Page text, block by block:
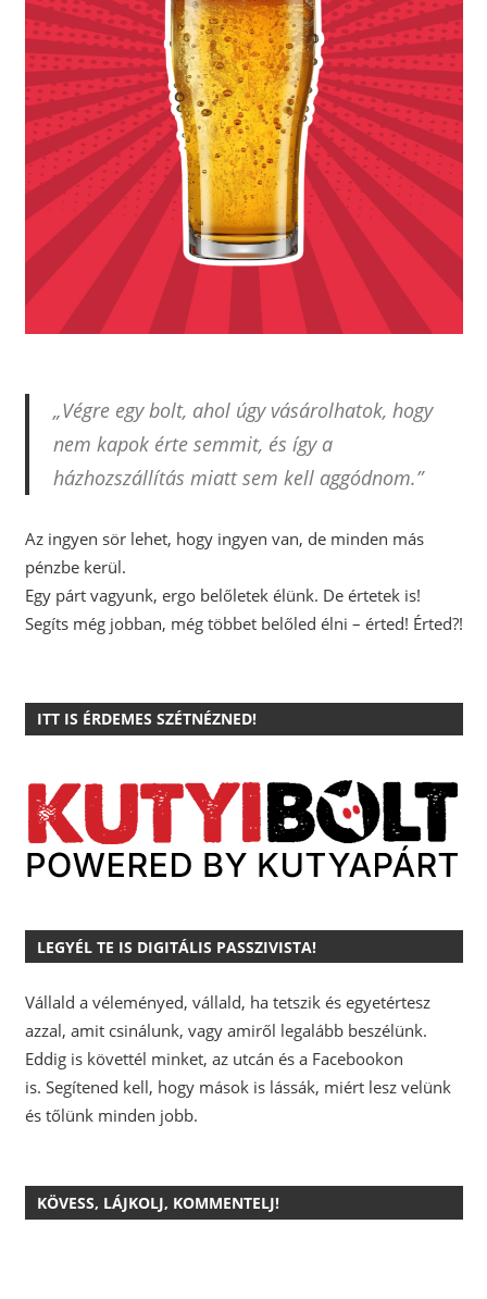
„Végre egy bolt, ahol úgy vásárolhatok, hogy
nem kapok érte semmit, és így a
házhozszállítás miatt sem kell aggódnom.”
Az ingyen sör lehet, hogy ingyen van, de minden más
pénzbe kerül.
Egy párt vagyunk, ergo belőletek élünk. De értetek is!
Segíts még jobban, még többet belőled élni – érted! Érted?!
ITT IS ÉRDEMES SZÉTNÉZNED!
LEGYÉL TE IS DIGITÁLIS PASSZIVISTA!
Vállald a véleményed, vállald, ha tetszik és egyetértesz
azzal, amit csinálunk, vagy amiről legalább beszélünk.
Eddig is követtél minket, az utcán és a Facebookon
is. Segítened kell, hogy mások is lássák, miért lesz velünk
és tőlünk minden jobb.
KÖVESS, LÁJKOLJ, KOMMENTELJ!